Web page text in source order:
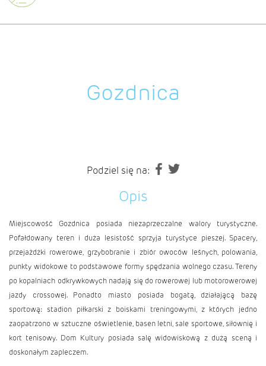
Gozdnica
Podziel się na:
Opis
Miejscowość Gozdnica posiada niezaprzeczalne walory turystyczne.
Pofałdowany teren i duża lesistość sprzyja turystyce pieszej. Spacery,
przejażdżki rowerowe, grzybobranie i zbiór owoców leśnych, polowania,
punkty widokowe to podstawowe formy spędzania wolnego czasu. Tereny
po kopalniach odkrywkowych nadają się do rowerowej lub motorowerowej
jazdy crossowej. Ponadto miasto posiada bogatą, działającą bazę
sportową: stadion piłkarski z boiskami treningowymi, z których jedno
zaopatrzono w sztuczne oświetlenie, basen letni, sale sportowe, siłownię i
kort tenisowy. Dom Kultury posiada salę widowiskową z dużą sceną i
doskonałym zapleczem.